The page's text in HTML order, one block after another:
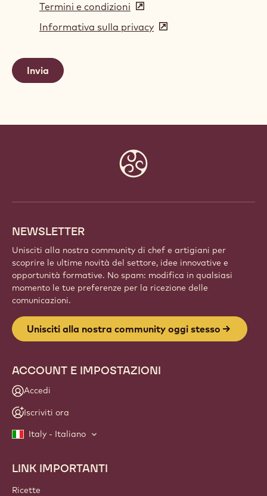
Termini e condizioni (opens
in
a
Informativa sulla privacy (opens
NEWSLETTER
Unisciti alla nostra community di chef e artigiani per
scoprire le ultime novità del settore, idee innovative e
opportunità formative. No spam: modifica in qualsiasi
momento le tue preferenze per la ricezione delle
comunicazioni.
Unisciti alla nostra community oggi stesso
ACCOUNT E IMPOSTAZIONI
Accedi
Iscriviti ora
Italy - Italiano
Footer
Callebaut
LINK IMPORTANTI
Ricette